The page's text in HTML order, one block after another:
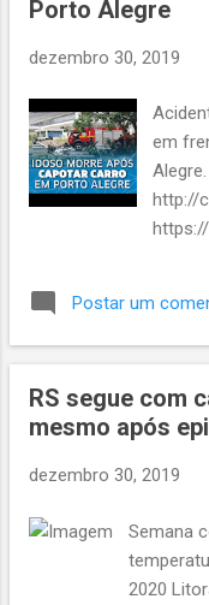
incomum.
de
reservas
a ter
frutas e
nas
Porto Alegre
dezembro 30, 2019
em
http://
Postar um
RS segue com
mesmo após
dezembro 30, 2019
Semana
2020